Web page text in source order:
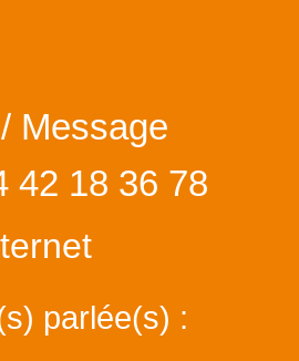
Message
42 18 36 78
parlée(s) :